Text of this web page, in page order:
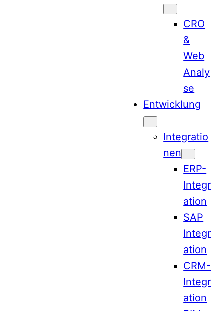
CRO
&
Web
Analy
se
Entwicklung
Integratio
nen
ERP-
Integr
ation
SAP
Integr
ation
CRM-
Integr
ation